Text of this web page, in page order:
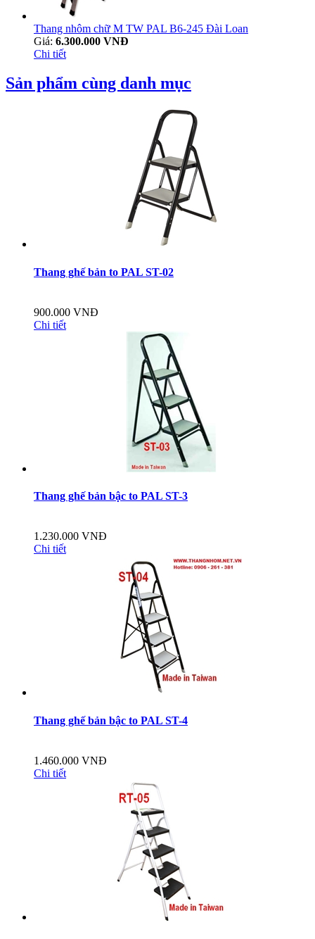
Thang nhôm chữ M TW PAL B6-245 Đài Loan
Giá: 6.300.000 VNĐ
Chi tiết
Sản phẩm cùng danh mục
Thang ghế bản to PAL ST-02
900.000 VNĐ
Chi tiết
Thang ghế bản bậc to PAL ST-3
1.230.000 VNĐ
Chi tiết
Thang ghế bản bậc to PAL ST-4
1.460.000 VNĐ
Chi tiết